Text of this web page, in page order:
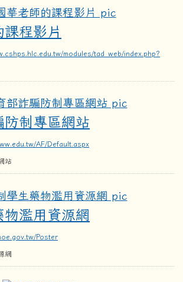
國華老師的
課程影片
modules/tad_web/index.php?
教育部詐
防制專區網站
AF/Default.aspx
站
防制學生
物濫用資源網
Poster
網